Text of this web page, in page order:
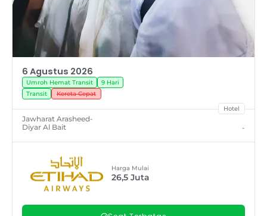
6 Agustus 2026
Umroh Hemat Transit
9 Hari
Transit
Kereta Cepat
Hotel
Jawharat Arasheed-
Diyar Al Bait
-
Harga Mulai
26,5 Juta